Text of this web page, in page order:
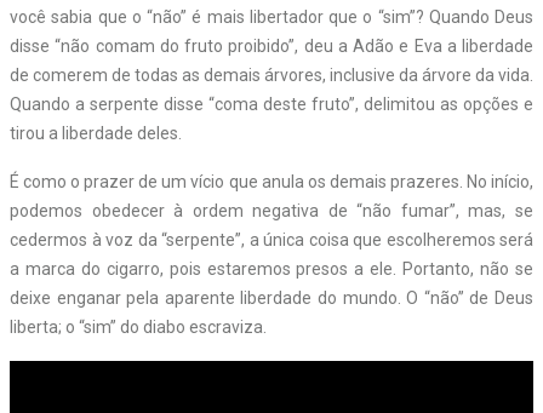
você sabia que o “não” é mais libertador que o “sim”? Quando Deus
disse “não comam do fruto proibido”, deu a Adão e Eva a liberdade
de comerem de todas as demais árvores, inclusive da árvore da vida.
Quando a serpente disse “coma deste fruto”, delimitou as opções e
tirou a liberdade deles.
É como o prazer de um vício que anula os demais prazeres. No início,
podemos obedecer à ordem negativa de “não fumar”, mas, se
cedermos à voz da “serpente”, a única coisa que escolheremos será
a marca do cigarro, pois estaremos presos a ele. Portanto, não se
deixe enganar pela aparente liberdade do mundo. O “não” de Deus
liberta; o “sim” do diabo escraviza.